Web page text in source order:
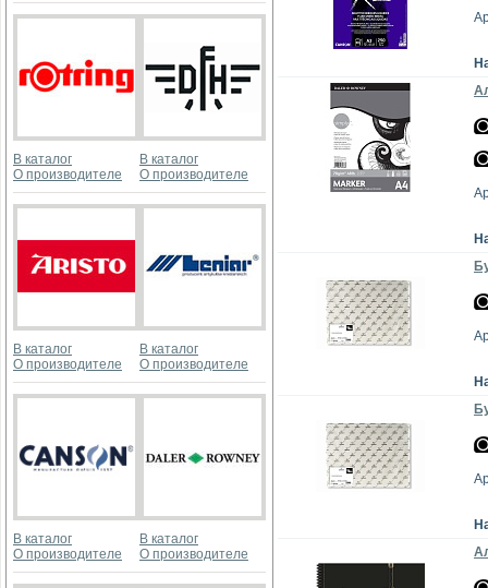
В каталог
О производителе
В каталог
О производителе
В каталог
О производителе
В каталог
О производителе
В каталог
О производителе
В каталог
О производителе